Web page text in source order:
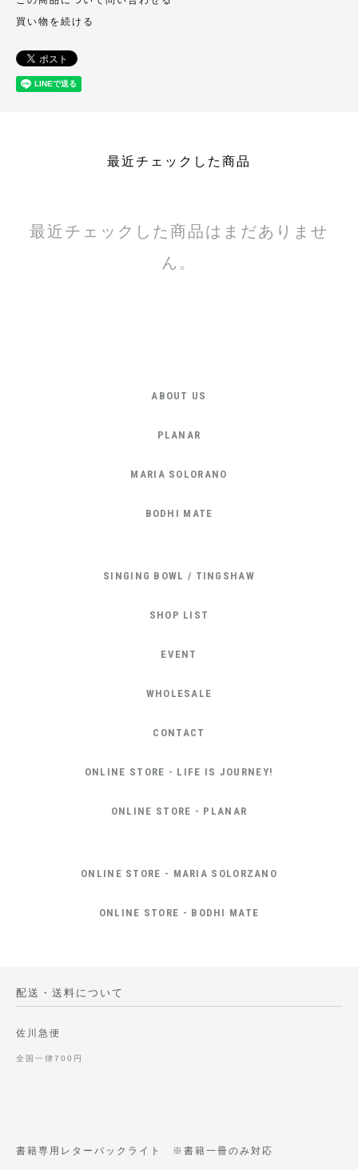
買い物を続ける
最近チェックした商品
最近チェックした商品はまだありませ
ん。
ABOUT US
PLANAR
MARIA SOLORANO
BODHI MATE
SINGING BOWL / TINGSHAW
SHOP LIST
EVENT
WHOLESALE
CONTACT
ONLINE STORE - LIFE IS JOURNEY!
ONLINE STORE - PLANAR
ONLINE STORE - MARIA SOLORZANO
ONLINE STORE - BODHI MATE
配送・送料について
佐川急便
全国一律700円
書籍専用レターパックライト ※書籍一冊のみ対応